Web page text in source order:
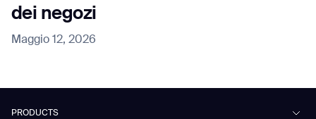
dei negozi
Maggio 12, 2026
PRODUCTS